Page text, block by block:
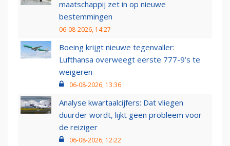
maatschappij zet in op nieuwe
bestemmingen
06-08-2026, 14:27
Boeing krijgt nieuwe tegenvaller:
Lufthansa overweegt eerste 777-9’s te
weigeren
06-08-2026, 13:36
Analyse kwartaalcijfers: Dat vliegen
duurder wordt, lijkt geen probleem voor
de reiziger
06-08-2026, 12:22